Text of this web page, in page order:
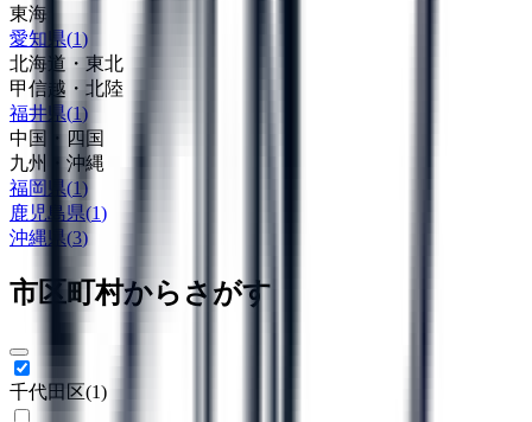
東海
愛知県(1)
北海道・東北
甲信越・北陸
福井県(1)
中国・四国
九州・沖縄
福岡県(1)
鹿児島県(1)
沖縄県(3)
市区町村からさがす
千代田区(1)